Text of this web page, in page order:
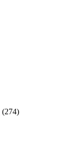
(274)